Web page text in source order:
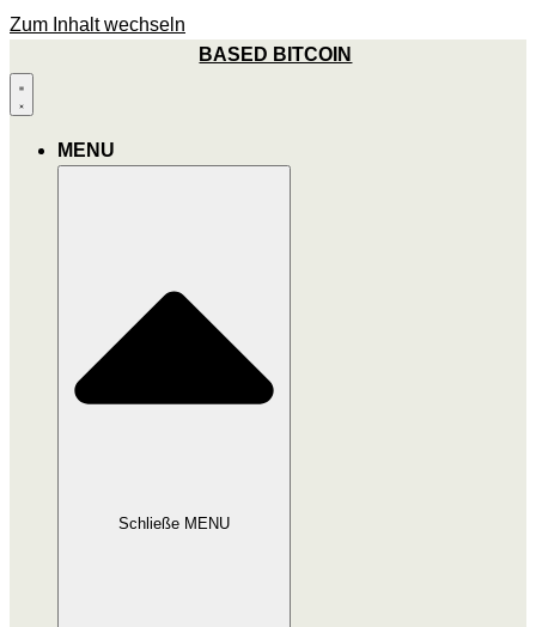
Zum Inhalt wechseln
BASED BITCOIN
MENU
Schließe MENU